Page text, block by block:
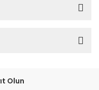
Olun